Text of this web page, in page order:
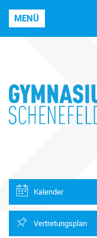
MENÜ
Kalender
Vertretungsplan